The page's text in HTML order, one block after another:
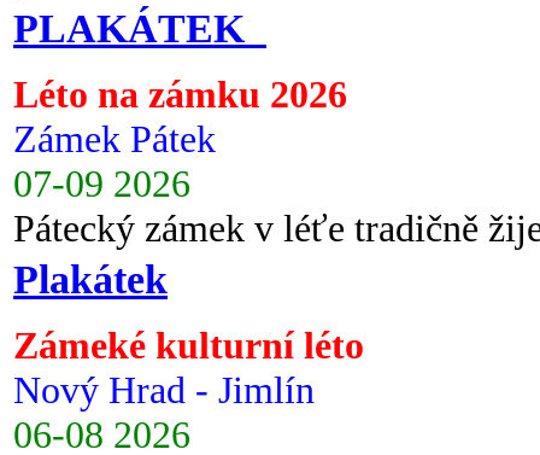
PLAKÁTEK
Léto na zámku 2026
Zámek Pátek
07-09 2026
Pátecký zámek v léťe tradičně
Plakátek
Zámeké kulturní léto
Nový Hrad - Jimlín
06-08 2026